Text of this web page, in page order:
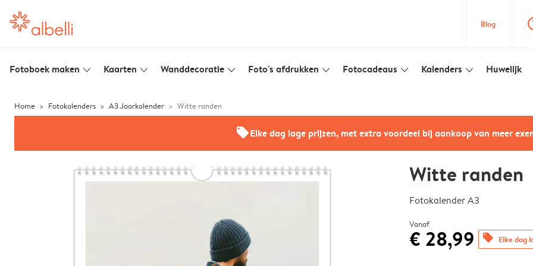
Blog
Fotoboek maken slim_arrow_down Kaarten slim_arrow_down Wanddecoratie slim_arrow_down Foto's afdrukken slim_arrow_down Fotocadeaus slim_arrow_down Kalenders slim_arrow_down Huwelijk
Home Fotokalenders A3 Jaarkalender Witte randen
offersElke dag lage prijzen, met extra voordeel bij aankoop van meer
Witte randen
Fotokalender A3
Vanaf
€ 28,99 offers Elke dag